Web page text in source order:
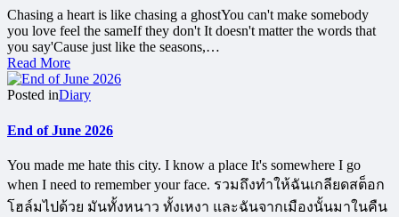
Chasing a heart is like chasing a ghostYou can't make somebody
you love feel the sameIf they don't It doesn't matter the words that
you say'Cause just like the seasons,…
Read More
Posted inDiary
End of June 2026
You made me hate this city. I know a place It's somewhere I go
when I need to remember your face. รวมถึงทำให้ฉันเกลียดสต็อก
โฮล์มไปด้วย มันทั้งหนาว ทั้งเหงา และฉันจากเมืองนั้นมาในคืน